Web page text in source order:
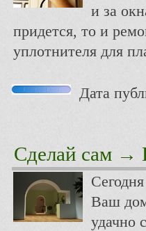
и за
придется, то и
уплотнителя для
Дата
Сделай сам →
Ваш
удачно